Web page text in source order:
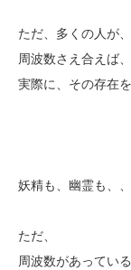
ただ、多くの人が
周波数さえ合えば、
実際に、その存在
妖精も、幽霊も、、
ただ、
周波数があってい